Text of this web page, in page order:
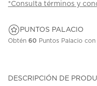
*Consulta términos y
PUNTOS PALACIO
Obtén 60 Puntos Palacio
DESCRIPCIÓN DE